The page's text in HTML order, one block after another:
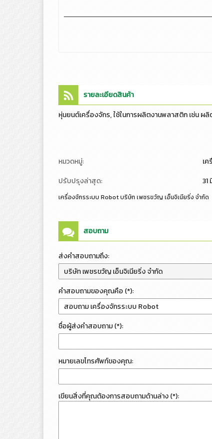
รายละเอียดสินค้า
หุ่นยนต์เครื่องจักร, ใช้ในการผลิตงานพลาสติก เช่น
หมวดหมู่:
เ
ปรับปรุงล่าสุด:
31
เครื่องจักรระบบ Robot บริษัท เพชรขวัญ เอ็นจิเนียริ่ง จำกัด
สอบถาม
ส่งคำสอบถามถึง:
คำสอบถามของคุณคือ (*):
ชื่อผู้ส่งคำสอบถาม (*):
หมายเลขโทรศัพท์ของคุณ:
เขียนสิ่งที่คุณต้องการสอบถามด้านล่าง (*):